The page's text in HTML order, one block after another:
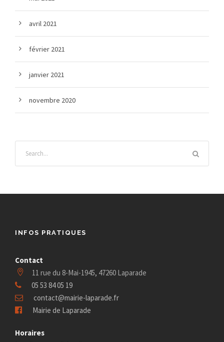
avril 2021
février 2021
janvier 2021
novembre 2020
INFOS PRATIQUES
Contact
11 rue du 8-Mai-1945, 47260 Laparade
05 53 84 05 19
contact@mairie-laparade.fr
Mairie de Laparade
Horaires